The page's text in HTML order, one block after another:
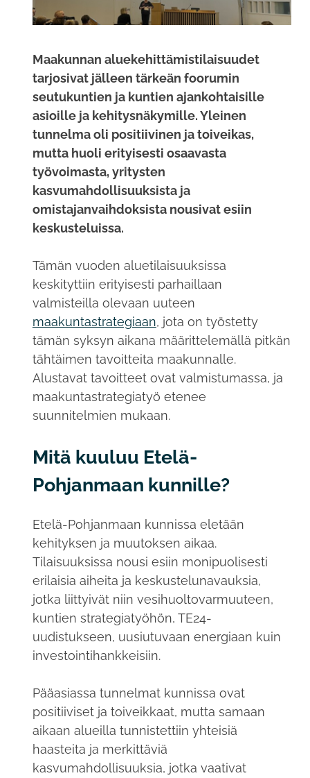
Maakunnan aluekehittämistilaisuudet
tarjosivat jälleen tärkeän foorumin
seutukuntien ja kuntien ajankohtaisille
asioille ja kehitysnäkymille. Yleinen
tunnelma oli positiivinen ja toiveikas,
mutta huoli erityisesti osaavasta
työvoimasta, yritysten
kasvumahdollisuuksista ja
omistajanvaihdoksista nousivat esiin
keskusteluissa.
Tämän vuoden aluetilaisuuksissa
keskityttiin erityisesti parhaillaan
valmisteilla olevaan uuteen
maakuntastrategiaan, jota on työstetty
tämän syksyn aikana määrittelemällä pitkän
tähtäimen tavoitteita maakunnalle.
Alustavat tavoitteet ovat valmistumassa, ja
maakuntastrategiatyö etenee
suunnitelmien mukaan.
Mitä kuuluu Etelä-
Pohjanmaan kunnille?
Etelä-Pohjanmaan kunnissa eletään
kehityksen ja muutoksen aikaa.
Tilaisuuksissa nousi esiin monipuolisesti
erilaisia aiheita ja keskustelunavauksia,
jotka liittyivät niin vesihuoltovarmuuteen,
kuntien strategiatyöhön, TE24-
uudistukseen, uusiutuvaan energiaan kuin
investointihankkeisiin.
Pääasiassa tunnelmat kunnissa ovat
positiiviset ja toiveikkaat, mutta samaan
aikaan alueilla tunnistettiin yhteisiä
haasteita ja merkittäviä
kasvumahdollisuuksia, jotka vaativat